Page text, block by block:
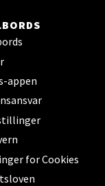
appen
for Cookies